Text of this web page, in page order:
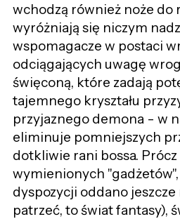
wchodzą również noże do
wyróżniają się niczym
wspomagacze w postaci
odciągających uwagę
święconą, które zadają
tajemnego kryształu
przyjaznego demona - w
eliminuje pomniejszych
dotkliwie rani bossa. Prócz
wymienionych
dyspozycji oddano
patrzeć, to świat fantasy),